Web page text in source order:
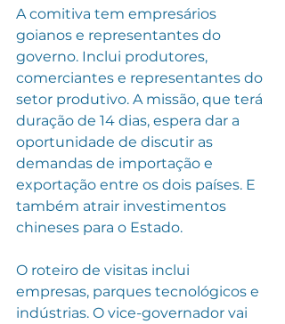
A comitiva tem empresários
goianos e representantes do
governo. Inclui produtores,
comerciantes e representantes do
setor produtivo. A missão, que terá
duração de 14 dias, espera dar a
oportunidade de discutir as
demandas de importação e
exportação entre os dois países. E
também atrair investimentos
chineses para o Estado.
O roteiro de visitas inclui
empresas, parques tecnológicos e
indústrias. O vice-governador vai